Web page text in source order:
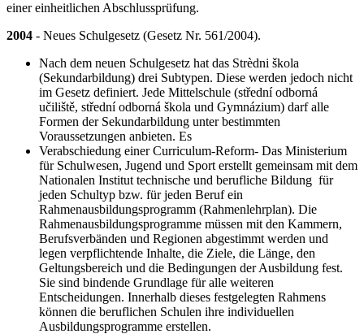
einer einheitlichen Abschlussprüfung.
2004 - Neues Schulgesetz (Gesetz Nr. 561/2004).
Nach dem neuen Schulgesetz hat das Strèdni škola
(Sekundarbildung) drei Subtypen. Diese werden jedoch nicht
im Gesetz definiert. Jede Mittelschule (střední odborná
učiliště, střední odborná škola und Gymnázium) darf alle
Formen der Sekundarbildung unter bestimmten
Voraussetzungen anbieten. Es
Verabschiedung einer Curriculum-Reform- Das Ministerium
für Schulwesen, Jugend und Sport erstellt gemeinsam mit dem
Nationalen Institut technische und berufliche Bildung für
jeden Schultyp bzw. für jeden Beruf ein
Rahmenausbildungsprogramm (Rahmenlehrplan). Die
Rahmenausbildungsprogramme müssen mit den Kammern,
Berufsverbänden und Regionen abgestimmt werden und
legen verpflichtende Inhalte, die Ziele, die Länge, den
Geltungsbereich und die Bedingungen der Ausbildung fest.
Sie sind bindende Grundlage für alle weiteren
Entscheidungen. Innerhalb dieses festgelegten Rahmens
können die beruflichen Schulen ihre individuellen
Ausbildungsprogramme erstellen.